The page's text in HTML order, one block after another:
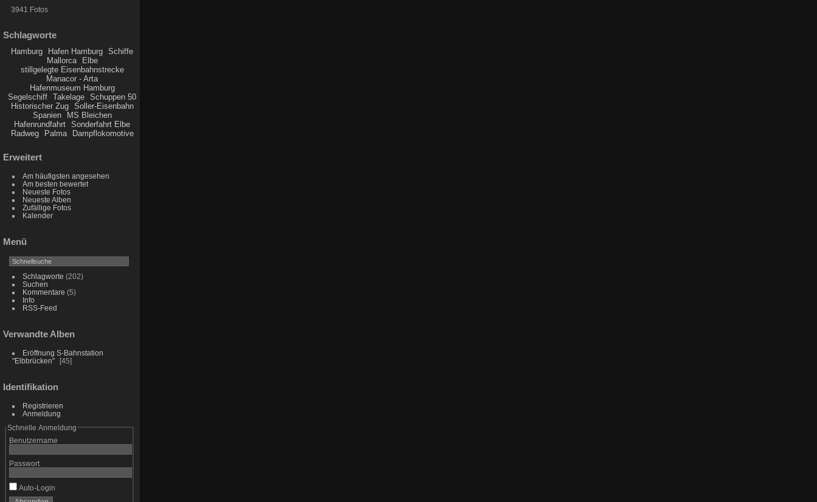
3941 Fotos
Schlagworte
Hamburg Hafen Hamburg
Schiffe
Mallorca
Elbe
stillgelegte Eisenbahnstrecke
Manacor - Arta
Hafenmuseum Hamburg
Segelschiff
Takelage
Schuppen 50
Historischer Zug
Soller-Eisenbahn
Spanien
MS Bleichen
Hafenrundfahrt
Sonderfahrt Elbe
Radweg
Palma Dampflokomotive
Erweitert
Am häufigsten angesehen
Am besten bewertet
Neueste Fotos
Neueste Alben
Zufällige Fotos
Kalender
Menü
Schlagworte (202)
Suchen
Kommentare (5)
Info
RSS-Feed
Verwandte Alben
Eröffnung S-Bahnstation
"Elbbrücken"
45
Identifikation
Registrieren
Anmeldung
Schnelle Anmeldung
Benutzername
Passwort
Auto-Login